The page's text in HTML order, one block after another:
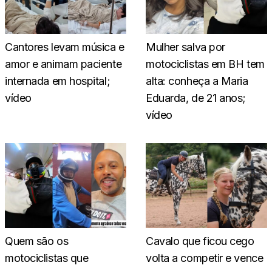
Cantores levam música e
amor e animam paciente
internada em hospital;
vídeo
Mulher salva por
motociclistas em BH tem
alta: conheça a Maria
Eduarda, de 21 anos;
vídeo
Quem são os
motociclistas que
Cavalo que ficou cego
volta a competir e vence